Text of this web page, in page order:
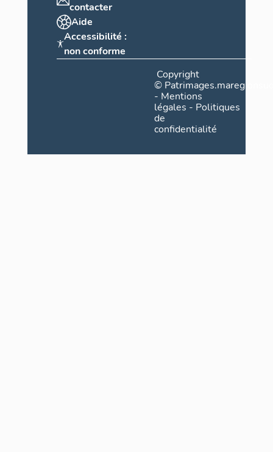
contacter
Aide
Accessibilité :
non conforme
Copyright
©
- Mentions
légales - Politiques
de
confidentialité